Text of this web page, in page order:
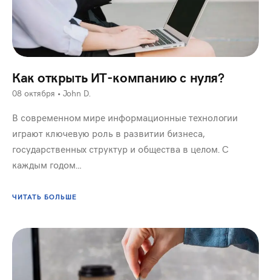
Как открыть ИТ-компанию с нуля?
08 октября •John D.
В современном мире информационные технологии
играют ключевую роль в развитии бизнеса,
государственных структур и общества в целом. С
каждым годом…
ЧИТАТЬ БОЛЬШЕ